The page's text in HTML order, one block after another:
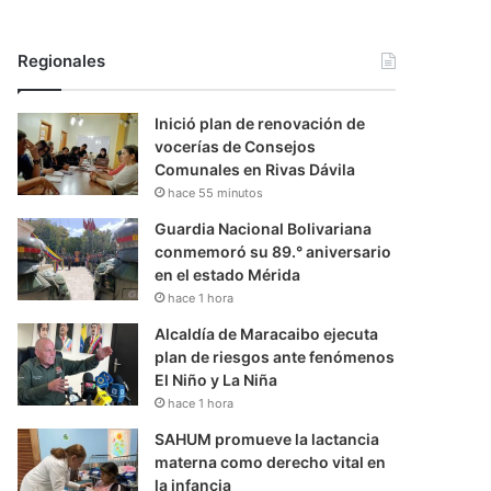
Regionales
Inició plan de renovación de
vocerías de Consejos
Comunales en Rivas Dávila
hace 55 minutos
Guardia Nacional Bolivariana
conmemoró su 89.° aniversario
en el estado Mérida
hace 1 hora
Alcaldía de Maracaibo ejecuta
plan de riesgos ante fenómenos
El Niño y La Niña
hace 1 hora
SAHUM promueve la lactancia
materna como derecho vital en
la infancia